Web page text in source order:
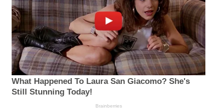
What Happened To Laura San Giacomo? She's
Still Stunning Today!
Brainberries